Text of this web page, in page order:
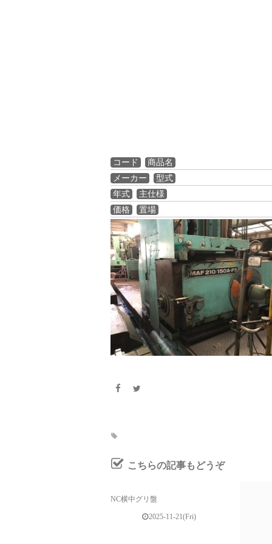
コード
商品名
メーカー
型式
年式
主仕様
価格
置場
こちらの記事もどうぞ
NC横中グリ盤
2025-11-21(Fri)